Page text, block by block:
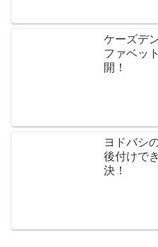
ケーズデ
ファベッ
開！
ヨドバシ
後付けで
決！